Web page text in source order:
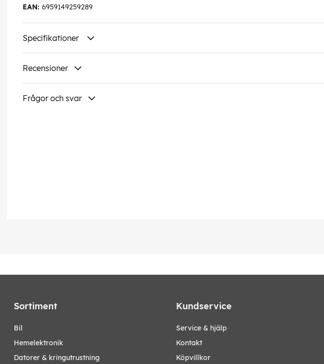
6959149259289
EAN:
Specifikationer
Recensioner
Frågor och svar
Sortiment
bil
hemelektronik
datorer & kringutrustning
Kundservice
Service & hjälp
Kontakt
Köpvillkor